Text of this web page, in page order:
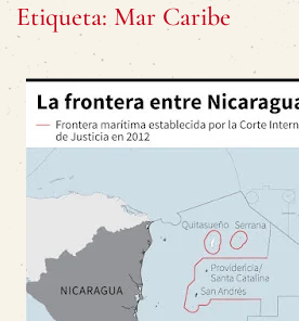
Etiqueta: Mar Caribe